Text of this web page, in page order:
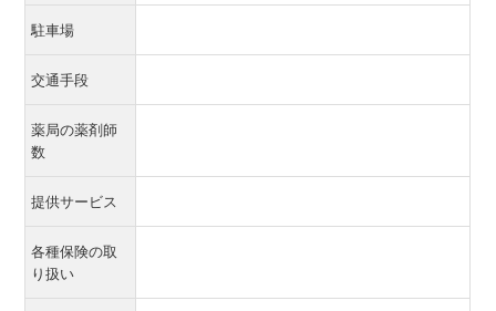
駐車場
交通手段
薬局の薬剤師
数
提供サービス
各種保険の取
り扱い